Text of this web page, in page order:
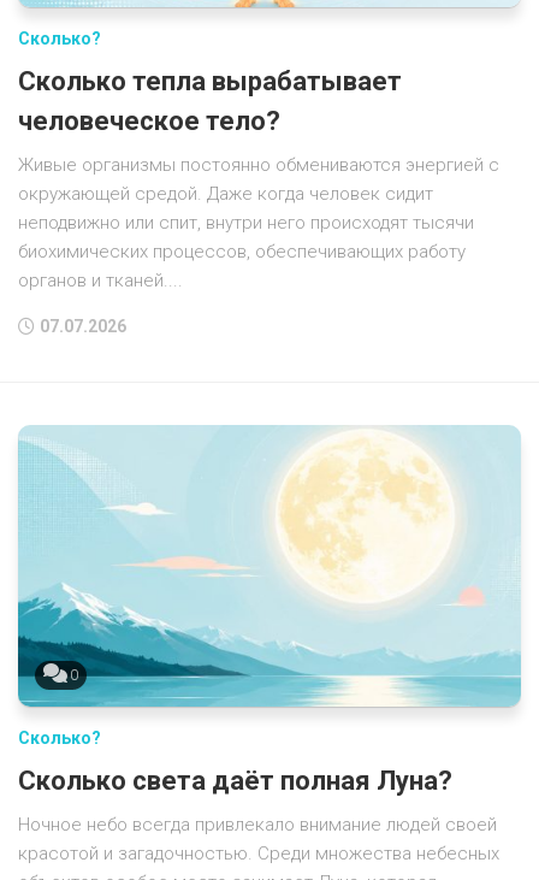
Сколько?
Сколько тепла вырабатывает
человеческое тело?
Живые организмы постоянно обмениваются энергией с
окружающей средой. Даже когда человек сидит
неподвижно или спит, внутри него происходят тысячи
биохимических процессов, обеспечивающих работу
органов и тканей....
07.07.2026
0
Сколько?
Сколько света даёт полная Луна?
Ночное небо всегда привлекало внимание людей своей
красотой и загадочностью. Среди множества небесных